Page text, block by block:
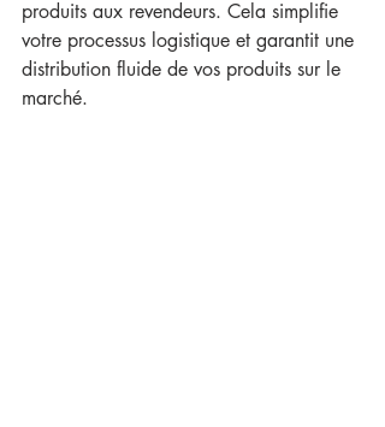
produits aux revendeurs. Cela simplifie
votre processus logistique et garantit une
distribution fluide de vos produits sur le
marché.